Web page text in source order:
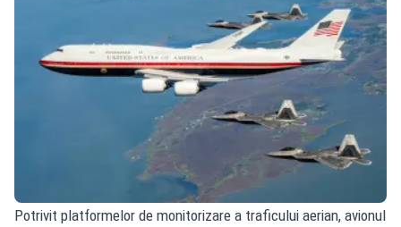
Potrivit platformelor de monitorizare a traficului aerian, avionul